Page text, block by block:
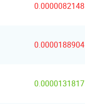
0.0000082148
0.0000188904
0.0000131817